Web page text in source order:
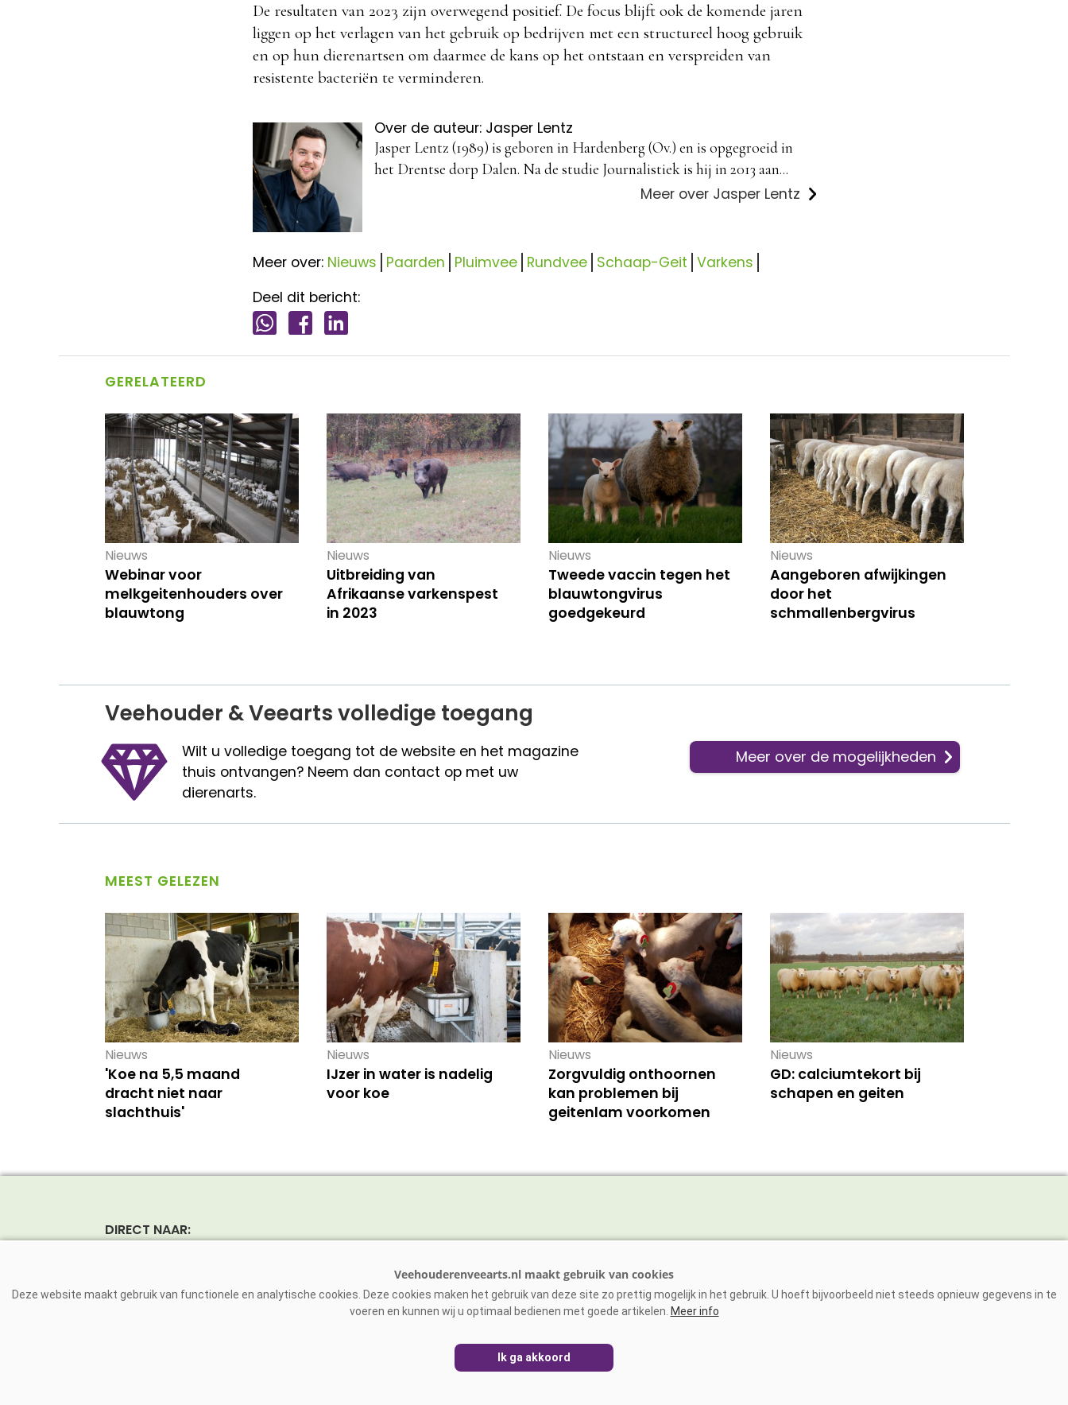
De resultaten van 2023 zijn overwegend positief. De focus blijft ook de komende jaren
liggen op het verlagen van het gebruik op bedrijven met een structureel hoog gebruik
en op hun dierenartsen om daarmee de kans op het ontstaan en verspreiden van
resistente bacteriën te verminderen.
Over de auteur: Jasper Lentz
Jasper Lentz (1989) is geboren in Hardenberg (Ov.) en is opgegroeid in
het Drentse dorp Dalen. Na de studie Journalistiek is hij in 2013 aan...
Meer over Jasper Lentz
Meer over: Nieuws Paarden Pluimvee Rundvee Schaap-Geit Varkens
Deel dit bericht:
GERELATEERD
Nieuws
Webinar voor
melkgeitenhouders over
blauwtong
Nieuws
Uitbreiding van
Afrikaanse varkenspest
in 2023
Nieuws
Tweede vaccin tegen het
blauwtongvirus
goedgekeurd
Nieuws
Aangeboren afwijkingen
door het
schmallenbergvirus
Veehouder & Veearts volledige toegang
Wilt u volledige toegang tot de website en het magazine
thuis ontvangen? Neem dan contact op met uw
dierenarts.
Meer over de mogelijkheden
MEEST GELEZEN
Nieuws
'Koe na 5,5 maand
dracht niet naar
slachthuis'
Nieuws
IJzer in water is nadelig
voor koe
Nieuws
Zorgvuldig onthoornen
kan problemen bij
geitenlam voorkomen
Nieuws
GD: calciumtekort bij
schapen en geiten
DIRECT NAAR:
Dierziekten
Pluimvee
Paarden
Zoönosen
Deze website maakt gebruik van functionele en analytische cookies. Deze cookies maken het gebruik van deze site zo prettig mogelijk in het gebruik. U hoeft bijvoorbeeld niet steeds opnieuw gegevens in te
voeren en kunnen wij u optimaal bedienen met goede artikelen. Meer info
Ik ga akkoord